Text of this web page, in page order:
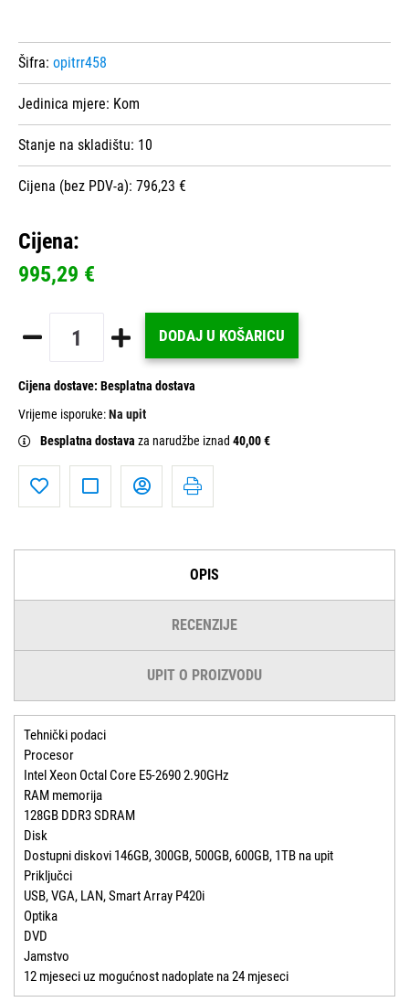
Šifra: opitrr458
Jedinica mjere: Kom
Stanje na skladištu: 10
Cijena (bez PDV-a): 796,23 €
Cijena:
995,29 €
DODAJ U KOŠARICU
Cijena dostave: Besplatna dostava
Vrijeme isporuke:Na upit
Besplatna dostava za narudžbe iznad 40,00 €
OPIS
RECENZIJE
UPIT O PROIZVODU
Tehnički podaci
Procesor
Intel Xeon Octal Core E5-2690 2.90GHz
RAM memorija
128GB DDR3 SDRAM
Disk
Dostupni diskovi 146GB, 300GB, 500GB, 600GB, 1TB na upit
Priključci
USB, VGA, LAN, Smart Array P420i
Optika
DVD
Jamstvo
12 mjeseci uz mogućnost nadoplate na 24 mjeseci